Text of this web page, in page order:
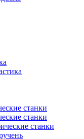
станки
станки
станки